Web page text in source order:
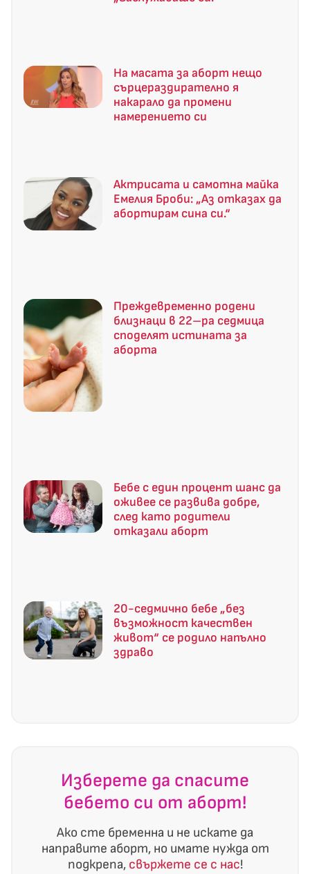
На масата за аборт нещо
сърцераздирателно я
накарало да промени
намерението си
Актрисата и самотна майка
Емелия Броби: „Аз отказах да
абортирам сина си.“
Преждевременно родени
близнаци в 22–ра седмица
споделят истината за
аборта
Бебе с един процент шанс да
оживее се развива добре,
след като родители
отказали аборт
20-седмично бебе „без
възможност качествен
живот“ се родило напълно
здраво
Изберете да спасите
бебето си от аборт!
Ако сте бременна и не искате да
направите аборт, но имате нужда от
подкрепа, свържете се с нас!